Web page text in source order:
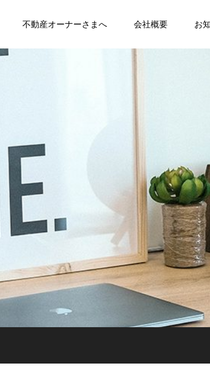
不動産オーナーさまへ 会社概要 お